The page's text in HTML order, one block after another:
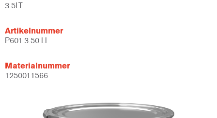
3.5LT
Artikelnummer
P601 3.50 LI
Materialnummer
1250011566